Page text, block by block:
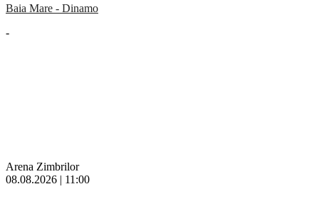
Baia Mare - Dinamo
-
Arena Zimbrilor
08.08.2026 | 11:00